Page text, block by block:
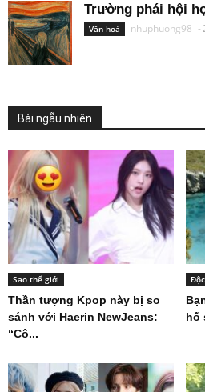
Trường phái hội
Văn hoá nhuphuong98 -
Bài ngẫu nhiên
Sao thế giới
Thần tượng Kpop này bị so
sánh với Haerin NewJeans:
“Cô...
hố